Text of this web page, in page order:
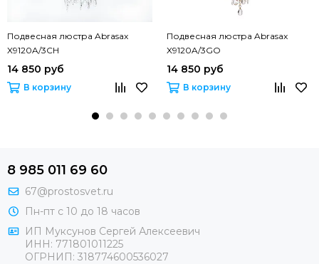
Подвесная люстра Abrasax
X9120A/3CH
14 850 руб
В корзину
Подвесная люстра Abrasax
X9120A/3GO
14 850 руб
В корзину
8 985 011 69 60
67@prostosvet.ru
Пн-пт с 10 до 18 часов
ИП Муксунов Сергей Алексеевич
ИНН: 771801011225
ОГРНИП: 318774600536027